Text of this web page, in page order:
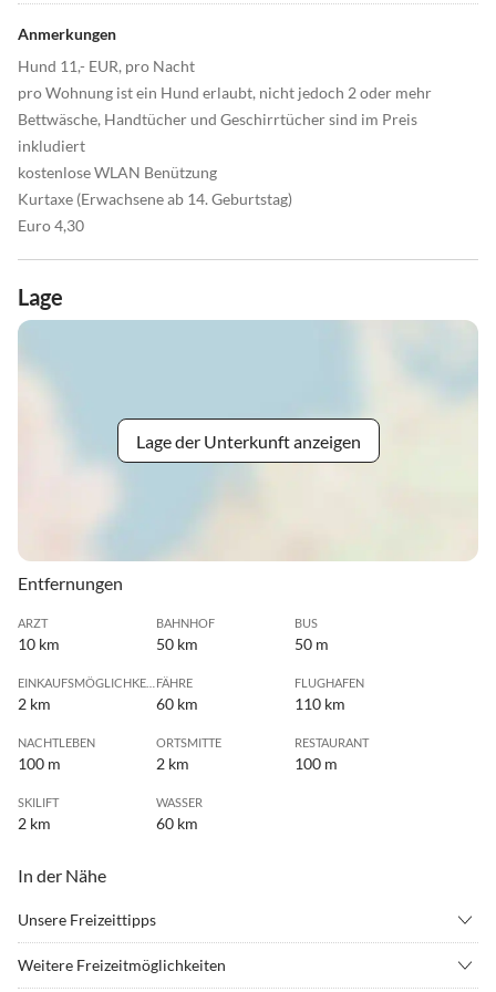
Anmerkungen
Hund 11,- EUR, pro Nacht
pro Wohnung ist ein Hund erlaubt, nicht jedoch 2 oder mehr
Bettwäsche, Handtücher und Geschirrtücher sind im Preis
inkludiert
kostenlose WLAN Benützung
Kurtaxe (Erwachsene ab 14. Geburtstag)
Euro 4,30
Lage
Lage der Unterkunft anzeigen
Entfernungen
ARZT
10 km
BAHNHOF
50 km
BUS
50 m
2 km
FÄHRE
60 km
FLUGHAFEN
110 km
NACHTLEBEN
100 m
ORTSMITTE
2 km
RESTAURANT
100 m
SKILIFT
2 km
WASSER
60 km
In der Nähe
Unsere Freizeittipps
Weitere Freizeitmöglichkeiten